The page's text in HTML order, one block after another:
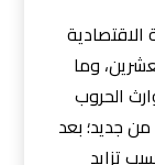
الاقتصادية
القرن العشرين، وما
الحروب
من جديد؛ بعد
تزايد